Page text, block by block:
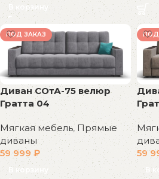
В корзину
ПОД ЗАКАЗ
Диван СОтА-75 велюр
Гратта 04
Мягкая мебель, Прямые
диваны
59 999 ₽
В корзину
ПОД
59
В